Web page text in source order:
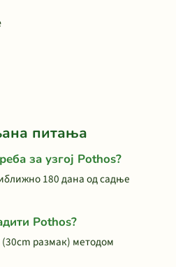
питања
за узгој Pothos?
180 дана од садње
Pothos?
размак) методом